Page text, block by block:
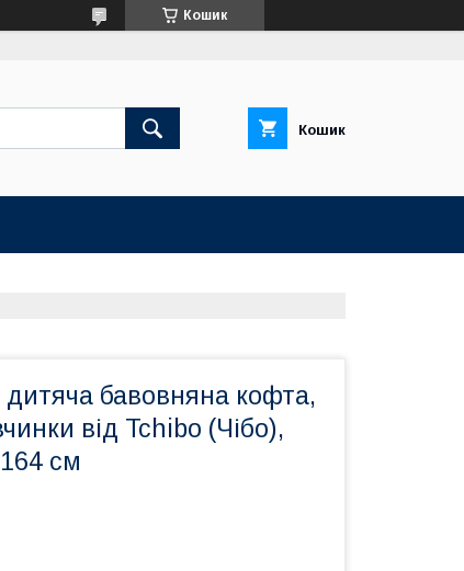
Кошик
Кошик
дитяча бавовняна кофта,
від Tchibo (Чібо),
см